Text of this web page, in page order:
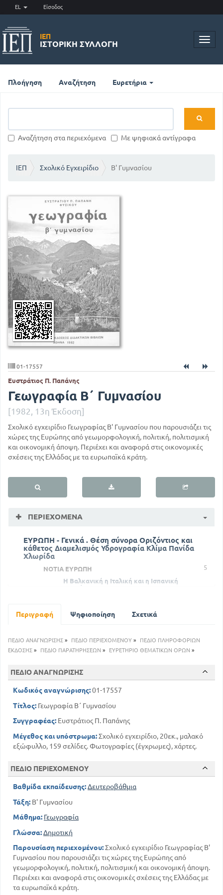
EL Είσοδος
ΙΕΠ
ΙΣΤΟΡΙΚΉ ΣΥΛΛΟΓΉ
Πλοήγηση Αναζήτηση Ευρετήρια
Αναζήτηση στα περιεχόμενα Με ψηφιακά αντίγραφα
ΙΕΠ Σχολικό Εγχειρίδιο Β' Γυμνασίου
01-17557
Ευστράτιος Π. Παπάνης
Γεωγραφία Β΄ Γυμνασίου
[1982, 13η Έκδοση]
Σχολικό εγχειρίδιο Γεωγραφίας Β' Γυμνασίου που παρουσιάζει τις
χώρες της Ευρώπης από γεωμορφολογική, πολιτική, πολιτισμική
και οικονομική άποψη. Περιέχει και αναφορά στις οικονομικές
σχέσεις της Ελλάδας με τα ευρωπαϊκά κράτη.
ΠΕΡΙΕΧΌΜΕΝΑ
ΕΥΡΩΠΗ - Γενικά . Θέση σύνορα Οριζόντιος και
κάθετος Διαμελισμός Υδρογραφία Κλίμα Πανίδα
Χλωρίδα
5
ΝΟΤΙΑ ΕΥΡΩΠΗ
Η Βαλκανική η Ιταλική και η Ισπανική
Χερσόνησοι
134
Περιγραφή Ψηφιοποίηση Σχετικά
ΠΕΔΙΟ ΑΝΑΓΝΩΡΙΣΗΣ » ΠΕΔΙΟ ΠΕΡΙΕΧΟΜΕΝΟΥ »
ΠΕΔΙΟ ΠΛΗΡΟΦΟΡΙΩΝ
ΕΚΔΟΣΗΣ » ΠΕΔΙΟ ΠΑΡΑΤΗΡΗΣΕΩΝ » ΕΥΡΕΤΗΡΙΟ ΘΕΜΑΤΙΚΩΝ ΟΡΩΝ »
ΠΕΔΙΟ ΑΝΑΓΝΩΡΙΣΗΣ
Κωδικός αναγνώρισης:01-17557
Τίτλος: Γεωγραφία Β΄ Γυμνασίου
Συγγραφέας: Ευστράτιος Π. Παπάνης
Μέγεθος και υπόστρωμα:Σχολικό εγχειρίδιο, 20εκ., μαλακό
εξώφυλλο, 159 σελίδες. Φωτογραφίες (έγχρωμες), χάρτες.
ΠΕΔΙΟ ΠΕΡΙΕΧΟΜΕΝΟΥ
Βαθμίδα εκπαίδευσης:Δευτεροβάθμια
Τάξη: Β' Γυμνασίου
Μάθημα: Γεωγραφία
Γλώσσα:Δημοτική
Παρουσίαση περιεχομένου:Σχολικό εγχειρίδιο Γεωγραφίας Β'
Γυμνασίου που παρουσιάζει τις χώρες της Ευρώπης από
γεωμορφολογική, πολιτική, πολιτισμική και οικονομική άποψη.
Περιέχει και αναφορά στις οικονομικές σχέσεις της Ελλάδας με
τα ευρωπαϊκά κράτη.